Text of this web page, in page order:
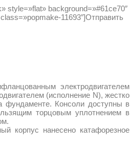
style=»flat» background=»#61ce70″
11693″]Отправить
электродвигателем
(исполнение N), жестко
фундаменте. Консоли доступны в
торцовым уплотнением в
корпус нанесено катафорезное